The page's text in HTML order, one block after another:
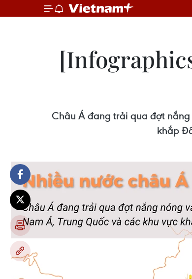
Châu Á đang trải qua đợt
khắp